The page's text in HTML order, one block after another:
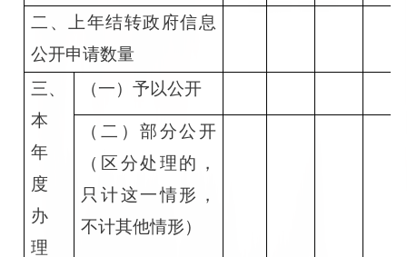
二、上年结转政府信息
公开申请数量
三、
本
年
度
办
理
（一）予以公开
（二）部分公开
（区分处理的，
只计这一情形，
不计其他情形）